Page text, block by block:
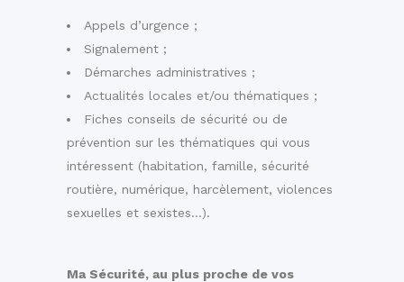
Appels d’urgence ;
Signalement ;
Démarches administratives ;
Actualités locales et/ou thématiques ;
Fiches conseils de sécurité ou de
prévention sur les thématiques qui vous
intéressent (habitation, famille, sécurité
routière, numérique, harcèlement, violences
sexuelles et sexistes…).
Ma Sécurité, au plus proche de vos